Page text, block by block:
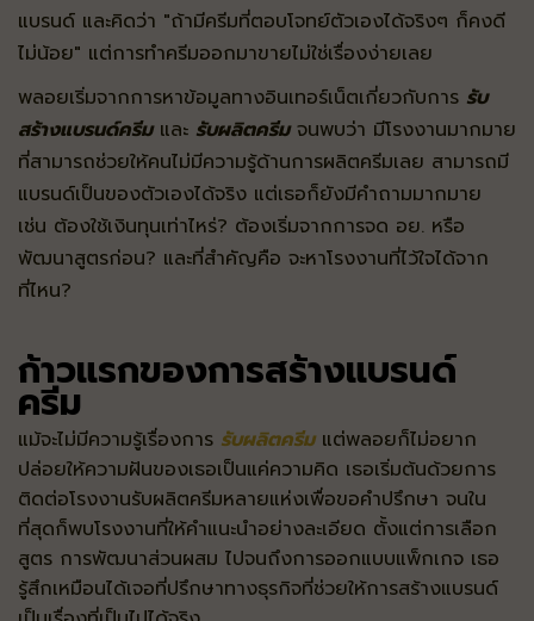
แบรนด์ และคิดว่า "ถ้ามีครีมที่ตอบโจทย์ตัวเองได้จริงๆ ก็คงดี
ไม่น้อย" แต่การทำครีมออกมาขายไม่ใช่เรื่องง่ายเลย
พลอยเริ่มจากการหาข้อมูลทางอินเทอร์เน็ตเกี่ยวกับการ รับ
สร้างแบรนด์ครีมและ รับผลิตครีมจนพบว่า มีโรงงานมากมาย
ที่สามารถช่วยให้คนไม่มีความรู้ด้านการผลิตครีมเลย สามารถมี
แบรนด์เป็นของตัวเองได้จริง แต่เธอก็ยังมีคำถามมากมาย
เช่น ต้องใช้เงินทุนเท่าไหร่? ต้องเริ่มจากการจด อย. หรือ
พัฒนาสูตรก่อน? และที่สำคัญคือ จะหาโรงงานที่ไว้ใจได้จาก
ที่ไหน?
ก้าวแรกของการสร้างแบรนด์
ครีม
แม้จะไม่มีความรู้เรื่องการ รับผลิตครีมแต่พลอยก็ไม่อยาก
ปล่อยให้ความฝันของเธอเป็นแค่ความคิด เธอเริ่มต้นด้วยการ
ติดต่อโรงงานรับผลิตครีมหลายแห่งเพื่อขอคำปรึกษา จนใน
ที่สุดก็พบโรงงานที่ให้คำแนะนำอย่างละเอียด ตั้งแต่การเลือก
สูตร การพัฒนาส่วนผสม ไปจนถึงการออกแบบแพ็กเกจ เธอ
รู้สึกเหมือนได้เจอที่ปรึกษาทางธุรกิจที่ช่วยให้การสร้างแบรนด์